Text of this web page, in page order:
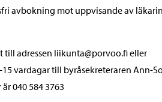
avbokning mot uppvisande av
till adressen liikunta@porvoo.fi eller
vardagar till byråsekreteraren Ann-
040 584 3763